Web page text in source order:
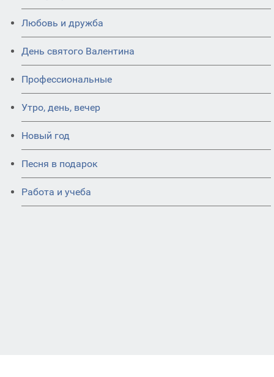
Любовь и дружба
День святого Валентина
Профессиональные
Утро, день, вечер
Новый год
Песня в подарок
Работа и учеба